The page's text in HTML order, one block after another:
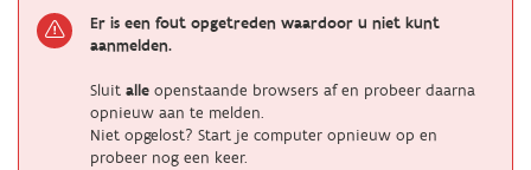
Er is een fout opgetreden waardoor u niet kunt
aanmelden.
Sluit alle openstaande browsers af en probeer daarna
opnieuw aan te melden.
Niet opgelost? Start je computer opnieuw op en
probeer nog een keer.